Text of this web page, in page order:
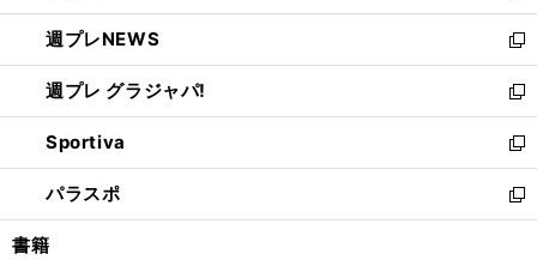
開
く
ウ
で
開
く
ン
ド
ウ
で
開
く
し
い
ウ
ィ
ン
ド
ウ
で
開
週プレNEWS
新
し
い
ウ
ィ
ン
ド
ウ
週プレ グラジャパ!
新
し
い
ウ
ィ
ン
Sportiva
新
し
い
ウ
パラスポ
新
し
書籍